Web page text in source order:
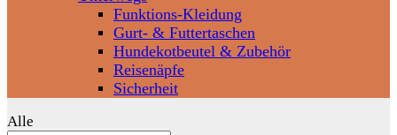
Funktions-Kleidung
Gurt- & Futtertaschen
Hundekotbeutel & Zubehör
Reisenäpfe
Sicherheit
Alle